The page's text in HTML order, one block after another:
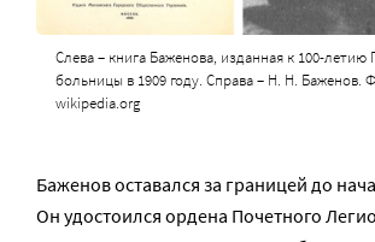
Слева – книга Баженова, изданная к 100-
больницы в 1909 году. Справа – Н. Н. Баженов.
wikipedia.org
Баженов оставался за границей до
Он удостоился ордена Почетного